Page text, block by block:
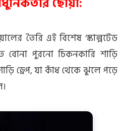
তৈরি এই বিশেষ ‘স্কাল্পটেড
বোনা পুরনো চিকনকারি শাড়ি
ড্রেপ, যা কাঁধ থেকে ঝুলে পড়ে